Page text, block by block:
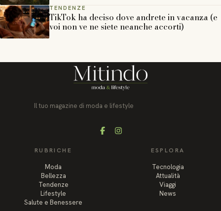
TENDENZE
TikTok ha deciso dove andrete in vacanza (e
voi non ve ne siete neanche accorti)
Il tuo magazine di moda e lifestyle
FacebookInstagram
RUBRICHE
Moda
Bellezza
Tendenze
Lifestyle
Salute e Benessere
ESPLORA
Tecnologia
Attualità
Viaggi
News